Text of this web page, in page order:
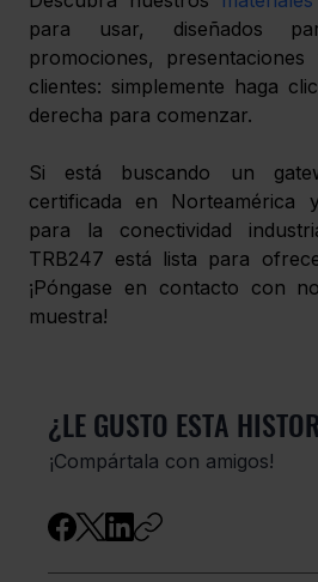
para usar, diseñados
promociones,
clientes: simplemente haga
derecha para comenzar.
Si está buscando un
certificada en Norteamérica
para la conectividad
TRB247 está lista para
¡Póngase en contacto con
muestra!
¿LE GUSTO ESTA
¡Compártala con amigos!